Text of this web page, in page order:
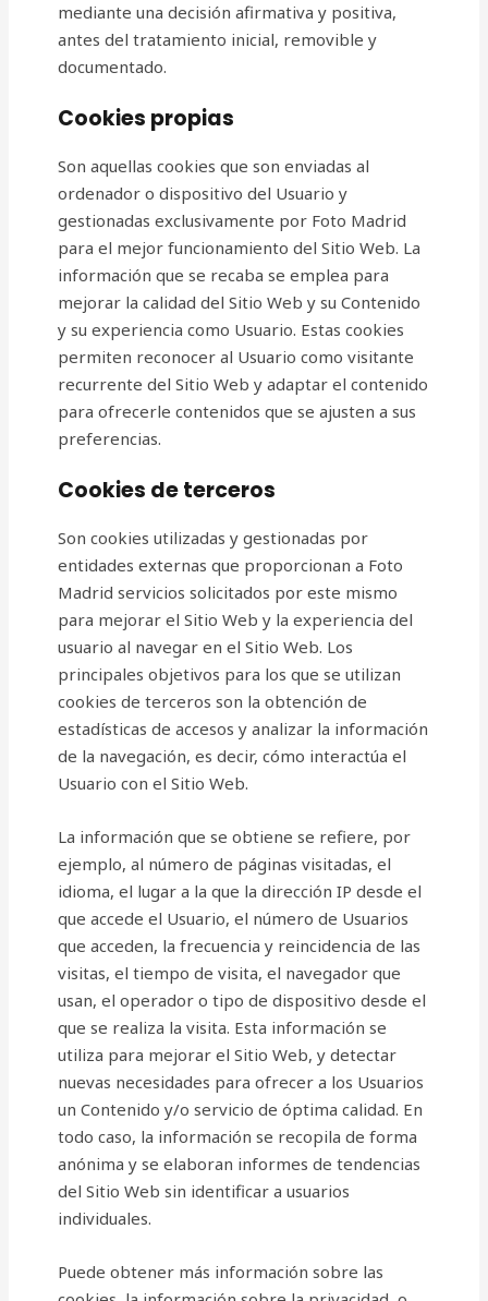
mediante una decisión afirmativa y positiva,
antes del tratamiento inicial, removible y
documentado.
Cookies propias
Son aquellas cookies que son enviadas al
ordenador o dispositivo del Usuario y
gestionadas exclusivamente por Foto Madrid
para el mejor funcionamiento del Sitio Web. La
información que se recaba se emplea para
mejorar la calidad del Sitio Web y su Contenido
y su experiencia como Usuario. Estas cookies
permiten reconocer al Usuario como visitante
recurrente del Sitio Web y adaptar el contenido
para ofrecerle contenidos que se ajusten a sus
preferencias.
Cookies de terceros
Son cookies utilizadas y gestionadas por
entidades externas que proporcionan a Foto
Madrid servicios solicitados por este mismo
para mejorar el Sitio Web y la experiencia del
usuario al navegar en el Sitio Web. Los
principales objetivos para los que se utilizan
cookies de terceros son la obtención de
estadísticas de accesos y analizar la información
de la navegación, es decir, cómo interactúa el
Usuario con el Sitio Web.
La información que se obtiene se refiere, por
ejemplo, al número de páginas visitadas, el
idioma, el lugar a la que la dirección IP desde el
que accede el Usuario, el número de Usuarios
que acceden, la frecuencia y reincidencia de las
visitas, el tiempo de visita, el navegador que
usan, el operador o tipo de dispositivo desde el
que se realiza la visita. Esta información se
utiliza para mejorar el Sitio Web, y detectar
nuevas necesidades para ofrecer a los Usuarios
un Contenido y/o servicio de óptima calidad. En
todo caso, la información se recopila de forma
anónima y se elaboran informes de tendencias
del Sitio Web sin identificar a usuarios
individuales.
Puede obtener más información sobre las